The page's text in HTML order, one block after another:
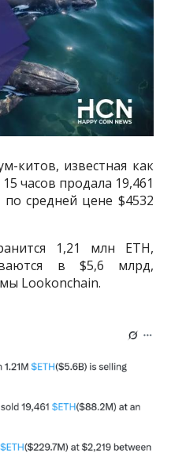
китов, известная как
часов продала 19,461
средней цене $4532
1,21 млн ETH,
в $5,6 млрд,
Lookonchain.